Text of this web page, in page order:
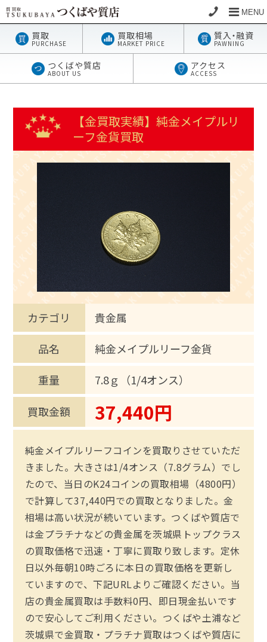
MENU
買取
PURCHASE
買取相場
MARKET PRICE
質入・融資
PAWNING
つくばや質店
ABOUT US
アクセス
ACCESS
【金買取実績】純金メイプルリ
ーフ金貨買取
カテゴリ
貴金属
品名
純金メイプルリーフ金貨
重量
7.8ｇ（1/4オンス）
買取金額 37,440円
純金メイプルリーフコインを買取りさせていただ
きました。大きさは1/4オンス（7.8グラム）でし
たので、当日のK24コインの買取相場（4800円）
で計算して37,440円での買取となりました。金
相場は高い状況が続いています。つくばや質店で
は金プラチナなどの貴金属を茨城県トップクラス
の買取価格で迅速・丁寧に買取り致します。定休
日以外毎朝10時ごろに本日の買取価格を更新し
ていますので、下記URLよりご確認ください。当
店の貴金属買取は手数料0円、即日現金払いです
ので安心してご利用ください。つくばや土浦など
茨城県で金買取・プラチナ買取はつくばや質店に